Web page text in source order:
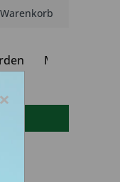
Warenkorb
Magazin
×